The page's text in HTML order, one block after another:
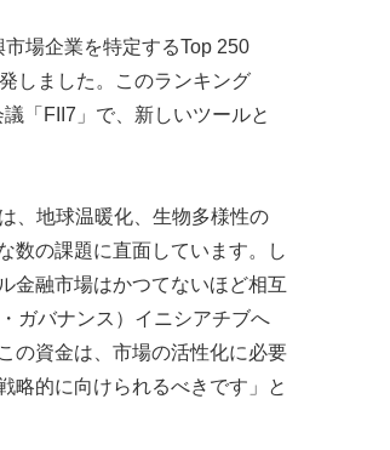
場企業を特定するTop 250
しました。このランキング
「FII7」で、新しいツールと
、地球温暖化、生物多様性の
数の課題に直面しています。し
金融市場はかつてないほど相互
ガバナンス）イニシアチブへ
の資金は、市場の活性化に必要
略的に向けられるべきです」と